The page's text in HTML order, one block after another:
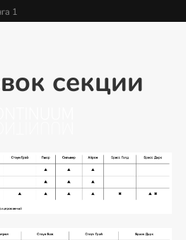
1
секции